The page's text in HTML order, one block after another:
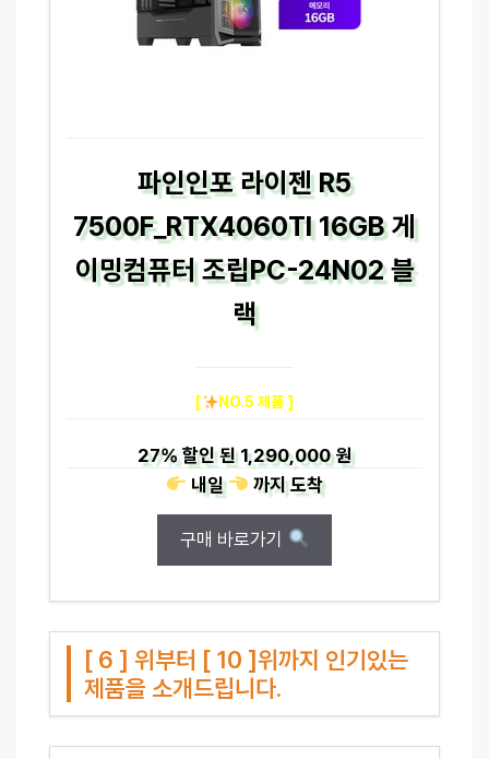
파인인포 라이젠 R5
7500F_RTX4060TI 16GB 게
이밍컴퓨터 조립PC-24N02 블
랙
[ NO.5 제품 ]
27%할인 된1,290,000 원
내일
까지도착
구매 바로가기
[ 6 ] 위부터 [ 10 ]위까지 인기있는
제품을 소개드립니다.